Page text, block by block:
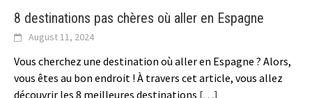
8 destinations pas chères où aller en Espagne
August 11, 2024
Vous cherchez une destination où aller en Espagne ? Alors,
vous êtes au bon endroit ! À travers cet article, vous allez
découvrir les 8 meilleures destinations […]